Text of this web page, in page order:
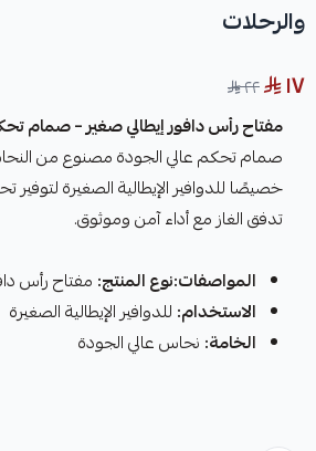
والرحلات
١٧
٢٢
مفتاح رأس دافور إيطالي صغير – صمام
صمام تحكم عالي الجودة مصنوع من
خصيصًا للدوافير الإيطالية الصغيرة
تدفق الغاز مع أداء آمن وموثوق.
المواصفات:نوع المنتج: مفتاح رأس
الاستخدام: للدوافير الإيطالية الصغيرة
الخامة: نحاس عالي الجودة